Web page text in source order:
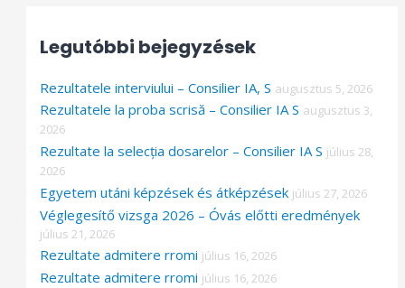
c
f
o
r
:
Legutóbbi bejegyzések
Rezultatele interviului – Consilier IA, S augusztus 5, 2026
Rezultatele la proba scrisă – Consilier IA S augusztus 3,
2026
Rezultate la selecția dosarelor – Consilier IA S július 28,
2026
Egyetem utáni képzések és átképzések július 27, 2026
Véglegesítő vizsga 2026 – Óvás előtti eredmények
július 21, 2026
Rezultate admitere rromi július 16, 2026
Rezultate admitere rromi július 16, 2026